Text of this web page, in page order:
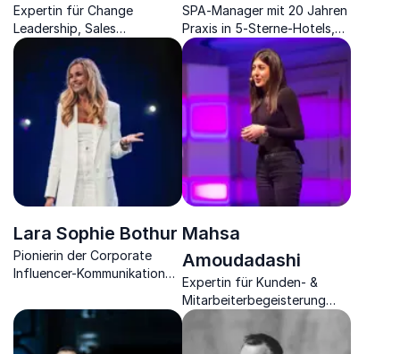
Expertin für Change
Leadership, Sales
Performance & Recruiting
Skills im Handel.
SPA‑Manager mit 20 Jahren
Praxis in 5-Sterne-Hotels,
Top-Speaker zu
Mitarbeiterbindung,
Effizienz und
Next‑Gen‑Hospitality
Lara Sophie Bothur
Pionierin der Corporate
Influencer-Kommunikation
Technologie
Mahsa
Amoudadashi
Expertin für Kunden- &
Mitarbeiterbegeisterung
sowie
Wirtschaftspsychologin.